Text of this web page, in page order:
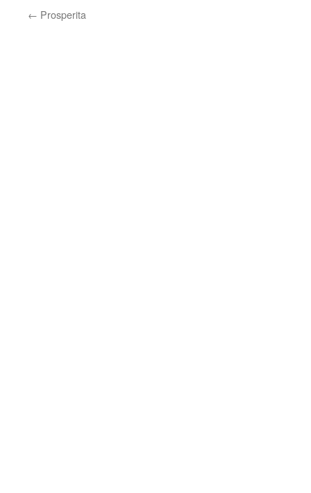
← Prosperita